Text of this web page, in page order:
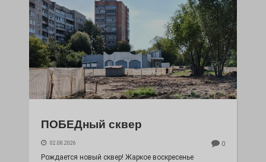
ПОБЕДный сквер
02.08.2026 0
Рождается новый сквер! Жаркое воскресенье